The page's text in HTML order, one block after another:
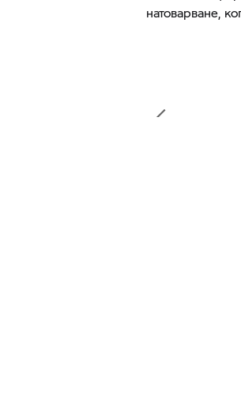
натоварване,